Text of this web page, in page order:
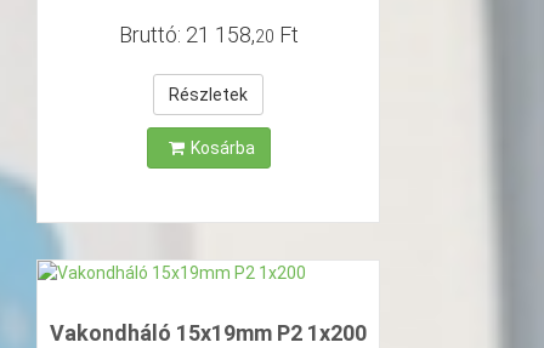
Bruttó: 21 158,20 Ft
Részletek
Kosárba
Vakondháló 15x19mm P2 1x200